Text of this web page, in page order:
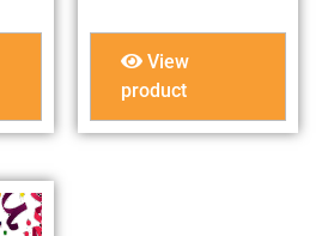
View
product